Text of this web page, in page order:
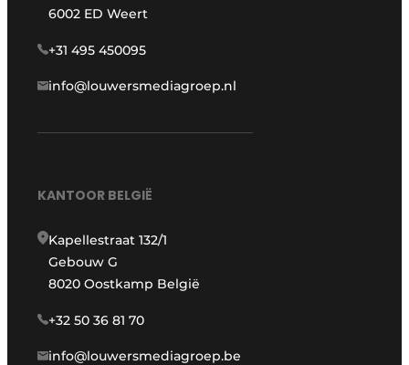
6002 ED Weert
+31 495 450095
info@louwersmediagroep.nl
KANTOOR BELGIË
Kapellestraat 132/1
Gebouw G
8020 Oostkamp België
+32 50 36 81 70
info@louwersmediagroep.be